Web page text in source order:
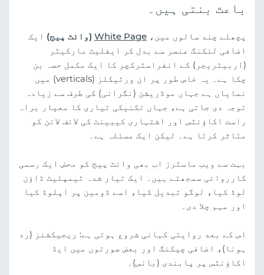
باعث بنتی ہیں۔
پچھلے چند سالوں میں، White Page (وائٹ پیج) ایک
اضافی لنکنگ عنصر سے بدل کر ایفلیٹ مارکیٹر
(اربیٹریجر) کے انفراسٹرکچر کا ایک مکمل حصہ بن
چکا ہے۔ یہ خاص طور پر ان ورٹیکلز (verticals) میں
نمایاں ہے جہاں موڈریشن (نگرانی) کی طرف سے زیادہ
توجہ دی جاتی ہے، جہاں تکنیکی تیاری کا معیار براہ
راست اکاؤنٹس اور اشتہاری کیبینٹ کی لائف لائن کو
متاثر کرتا ہے۔ لیکن ایک مسئلہ ہے۔
بہت سے ویب ماسٹرز اب بھی وائٹ پیج کو محض ایک رسمی
کارروائی سمجھتے ہیں۔ ایک تیار شدہ ٹیمپلیٹ ڈاؤن
لوڈ کیا، لوگو تبدیل کیا، اسے ڈومین پر اپلوڈ کیا
اور مہم چلا دی۔
اس کے بعد روایتی کہانی شروع ہوتی ہے: ریجیکشنز (رد
ہونا)، اضافی چیکنگ اور بعض صورتوں میں ایڈ
اکاؤنٹس پر پابندی (بانس)۔